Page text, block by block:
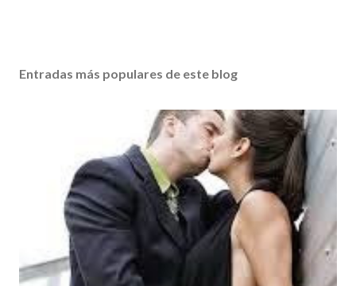
Entradas más populares de este blog